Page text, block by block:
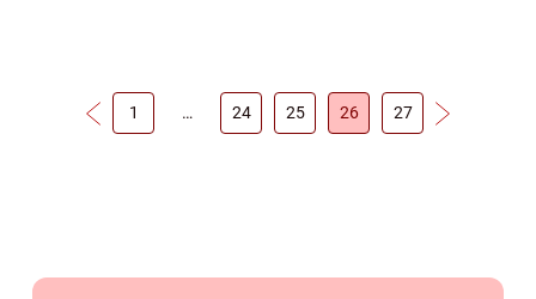
1 … 24 25 26 27